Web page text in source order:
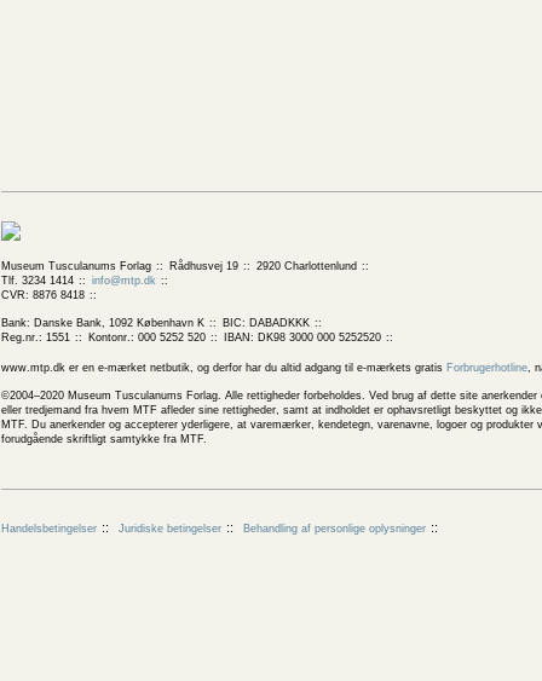
Museum Tusculanums Forlag Rådhusvej 19
2920 Charlottenlund
Tlf. 3234 1414
info@mtp.dk
CVR: 8876 8418
Bank: Danske Bank, 1092 København K
BIC: DABADKKK
Reg.nr.: 1551
Kontonr.: 000 5252 520 IBAN: DK98 3000 000 5252520
www.mtp.dk er en e-mærket netbutik, og derfor har du altid adgang til e-mærkets gratis Forbrugerhotline,
©2004–2020 Museum Tusculanums Forlag. Alle rettigheder forbeholdes. Ved brug af dette site
eller tredjemand fra hvem MTF afleder sine rettigheder, samt at indholdet er ophavsretligt beskyttet og
MTF. Du anerkender og accepterer yderligere, at varemærker, kendetegn, varenavne, logoer og
forudgående skriftligt samtykke fra MTF.
Handelsbetingelser Juridiske betingelser Behandling af personlige oplysninger